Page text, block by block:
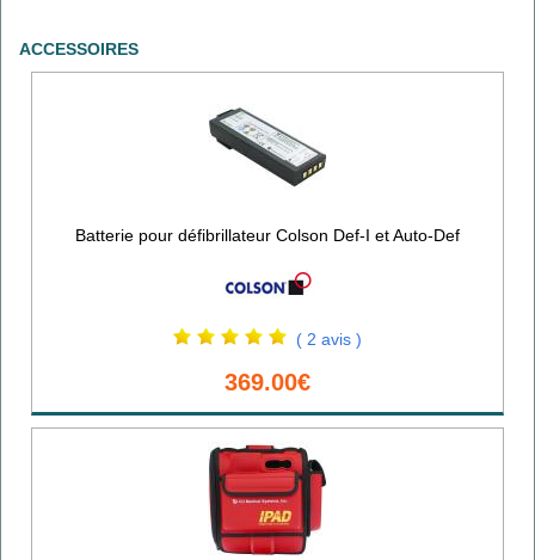
ACCESSOIRES
Batterie pour défibrillateur Colson Def-I et Auto-Def
( 2 avis )
369.00€